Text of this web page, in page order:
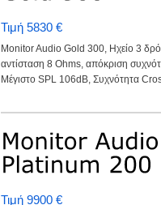
Τιμή 5830 €
Monitor Audio Gold 300, Ηχείο 3
αντίσταση 8 Ohms, απόκριση
Μέγιστο SPL 106dB, Συχνότητα
Τιμή 9900 €